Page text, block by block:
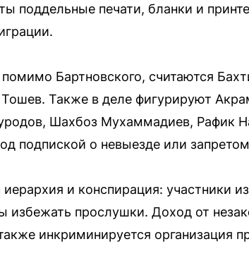
поддельные печати, бланки и
Бартновского, считаются
Также в деле фигурируют
Шахбоз Мухаммадиев, Рафик
подпиской о невыезде или
и конспирация: участники
избежать прослушки. Доход от
инкриминируется организация